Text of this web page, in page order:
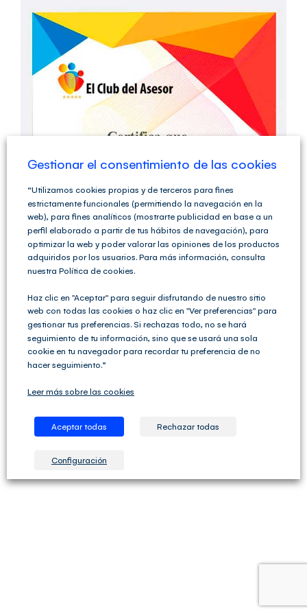
contenido
Validez sello:
Gestionar el consentimiento de las cookies
“Utilizamos cookies propias y de terceros para fines
estrictamente funcionales (permitiendo la navegación en la
web), para fines analíticos (mostrarte publicidad en base a un
perfil elaborado a partir de tus hábitos de navegación), para
optimizar la web y poder valorar las opiniones de los productos
adquiridos por los usuarios. Para más información, consulta
nuestra Política de cookies.
Haz clic en "Aceptar" para seguir disfrutando de nuestro sitio
web con todas las cookies o haz clic en "Ver preferencias" para
gestionar tus preferencias. Si rechazas todo, no se hará
seguimiento de tu información, sino que se usará una sola
cookie en tu navegador para recordar tu preferencia de no
hacer seguimiento.”
Leer más sobre las cookies
Aceptar todas Rechazar todas
Configuración